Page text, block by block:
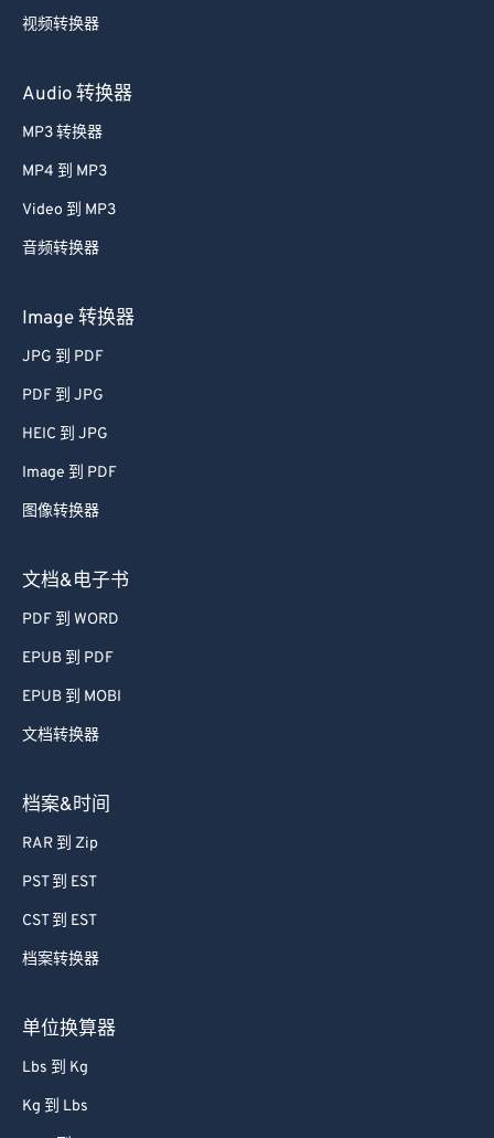
视频转换器
Audio 转换器
MP3 转换器
MP4 到 MP3
Video 到 MP3
音频转换器
Image 转换器
JPG 到 PDF
PDF 到 JPG
HEIC 到 JPG
Image 到 PDF
图像转换器
文档&电子书
PDF 到 WORD
EPUB 到 PDF
EPUB 到 MOBI
文档转换器
档案&时间
RAR 到 Zip
PST 到 EST
CST 到 EST
档案转换器
单位换算器
Lbs 到 Kg
Kg 到 Lbs